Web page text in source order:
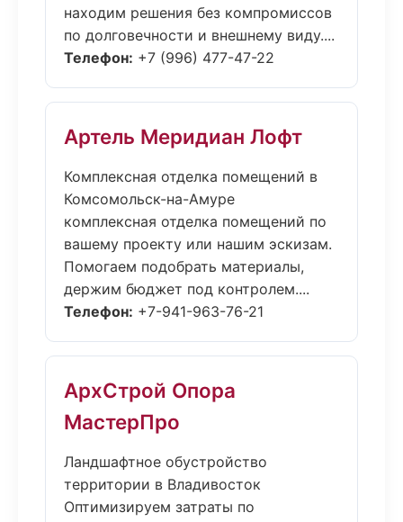
находим решения без компромиссов
по долговечности и внешнему виду....
Телефон: +7 (996) 477-47-22
Артель Меридиан Лофт
Комплексная отделка помещений в
Комсомольск-на-Амуре
комплексная отделка помещений по
вашему проекту или нашим эскизам.
Помогаем подобрать материалы,
держим бюджет под контролем....
Телефон: +7-941-963-76-21
АрхСтрой Опора
МастерПро
Ландшафтное обустройство
территории в Владивосток
Оптимизируем затраты по